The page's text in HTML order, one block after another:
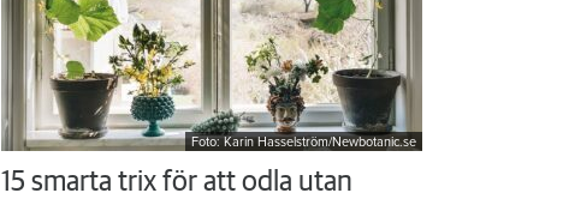
Foto: Karin Hasselström/Newbotanic.se
15 smarta trix för att odla utan